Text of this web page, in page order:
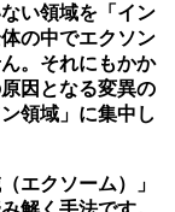
い領域を「イン
の中でエクソン
。 それにもかか
因となる変異の
領域」に集中し
エクソーム）」